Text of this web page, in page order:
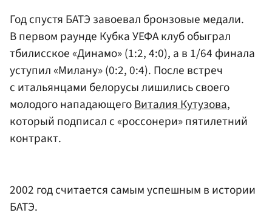
Год спустя БАТЭ завоевал бронзовые медали.
В первом раунде Кубка УЕФА клуб обыграл
тбилисское «Динамо» (1:2, 4:0), а в 1/64 финала
уступил «Милану» (0:2, 0:4). После встреч
с итальянцами белорусы лишились своего
молодого нападающегоВиталия Кутузова,
который подписал с «россонери» пятилетний
контракт.
2002 год считается самым успешным в истории
БАТЭ.